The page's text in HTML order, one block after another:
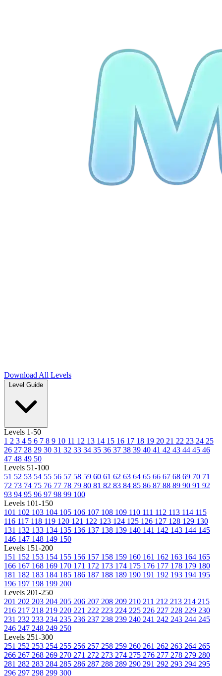
Download All Levels
Level Guide
Levels 1-50
1 2 3 4 5 6 7 8 9 10 11 12 13 14 15 16 17 18 19 20 21 22 23 24 25
26 27 28 29 30 31 32 33 34 35 36 37 38 39 40 41 42 43 44 45 46
47 48 49 50
Levels 51-100
51 52 53 54 55 56 57 58 59 60 61 62 63 64 65 66 67 68 69 70 71
72 73 74 75 76 77 78 79 80 81 82 83 84 85 86 87 88 89 90 91 92
93 94 95 96 97 98 99 100
Levels 101-150
101 102 103 104 105 106 107 108 109 110 111 112 113 114 115
116 117 118 119 120 121 122 123 124 125 126 127 128 129 130
131 132 133 134 135 136 137 138 139 140 141 142 143 144 145
146 147 148 149 150
Levels 151-200
151 152 153 154 155 156 157 158 159 160 161 162 163 164 165
166 167 168 169 170 171 172 173 174 175 176 177 178 179 180
181 182 183 184 185 186 187 188 189 190 191 192 193 194 195
196 197 198 199 200
Levels 201-250
201 202 203 204 205 206 207 208 209 210 211 212 213 214 215
216 217 218 219 220 221 222 223 224 225 226 227 228 229 230
231 232 233 234 235 236 237 238 239 240 241 242 243 244 245
246 247 248 249 250
Levels 251-300
251 252 253 254 255 256 257 258 259 260 261 262 263 264 265
266 267 268 269 270 271 272 273 274 275 276 277 278 279 280
281 282 283 284 285 286 287 288 289 290 291 292 293 294 295
296 297 298 299 300